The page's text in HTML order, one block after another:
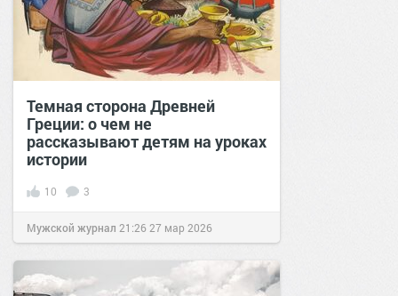
Темная сторона Древней
Греции: о чем не
рассказывают детям на уроках
истории
10 3
Мужской журнал 21:26 27 мар 2026